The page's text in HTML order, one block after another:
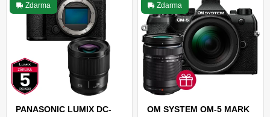
Zdarma
PANASONIC LUMIX DC-
Zdarma
OM SYSTEM OM-5 MARK